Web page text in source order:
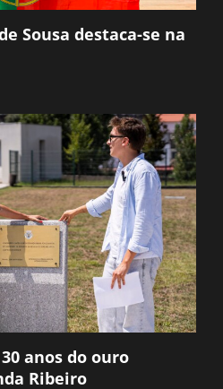
Sousa destaca-se na
anos do ouro
Ribeiro